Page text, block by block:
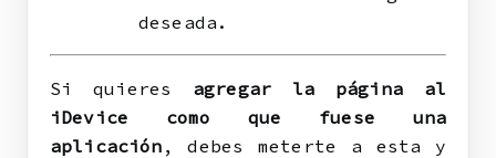
deseada.
Si quieres agregar la página al
iDevice como que fuese una
aplicación , debes meterte a esta y